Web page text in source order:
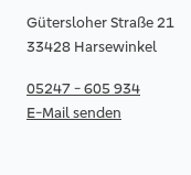
Gütersloher Straße 21
33428 Harsewinkel
05247 - 605 934
E-Mail senden